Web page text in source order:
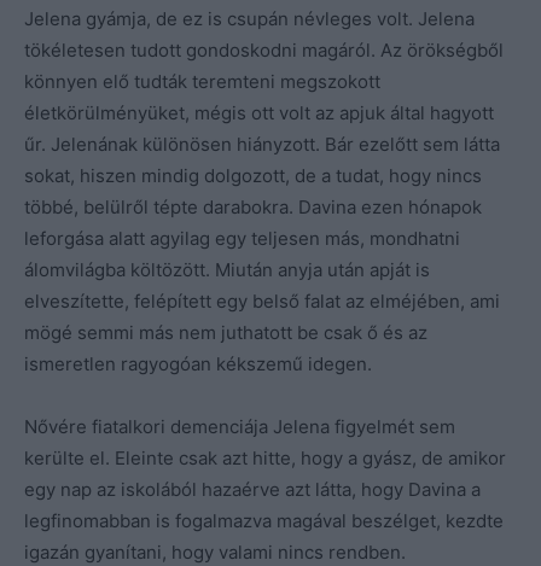
Jelena gyámja, de ez is csupán névleges volt. Jelena
tökéletesen tudott gondoskodni magáról. Az örökségből
könnyen elő tudták teremteni megszokott
életkörülményüket, mégis ott volt az apjuk által hagyott
űr. Jelenának különösen hiányzott. Bár ezelőtt sem látta
sokat, hiszen mindig dolgozott, de a tudat, hogy nincs
többé, belülről tépte darabokra. Davina ezen hónapok
leforgása alatt agyilag egy teljesen más, mondhatni
álomvilágba költözött. Miután anyja után apját is
elveszítette, felépített egy belső falat az elméjében, ami
mögé semmi más nem juthatott be csak ő és az
ismeretlen ragyogóan kékszemű idegen.
Nővére fiatalkori demenciája Jelena figyelmét sem
kerülte el. Eleinte csak azt hitte, hogy a gyász, de amikor
egy nap az iskolából hazaérve azt látta, hogy Davina a
legfinomabban is fogalmazva magával beszélget, kezdte
igazán gyanítani, hogy valami nincs rendben.